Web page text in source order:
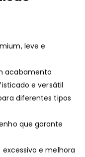
leve e
acabamento
e versátil
diferentes tipos
que garante
e melhora